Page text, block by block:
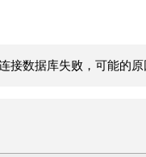
接数据库失败，可能的